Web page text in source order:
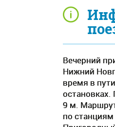
Вечерний
Нижний
время в
9 м.
по станциям